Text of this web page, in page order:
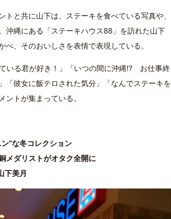
トと共に山下は、ステーキを食べている写真や、
沖縄にある「ステーキハウス88」を訪れた山下
、そのおいしさを表情で表現している。
いる君が好き！」「いつの間に沖縄!? お仕事終
「彼女に飯テロされた気分」「なんでステーキを
トが集まっている。
”な冬コレクション
メダリストがオタク全開に
下美月